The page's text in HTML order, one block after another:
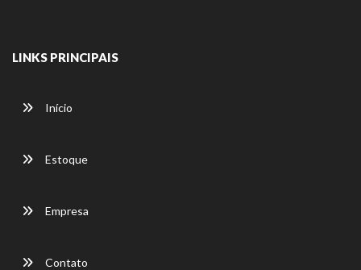
LINKS PRINCIPAIS
Início
Estoque
Empresa
Contato